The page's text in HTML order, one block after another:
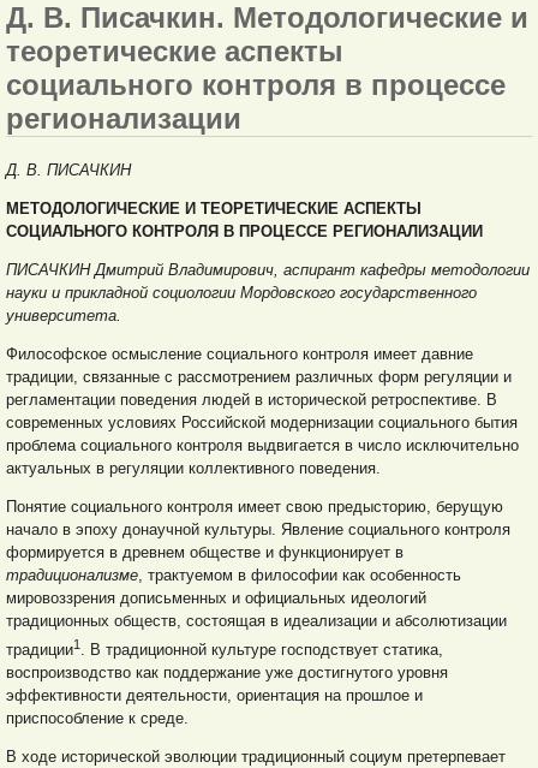
Д. В. Писачкин. Методологические и
теоретические аспекты
социального контроля в процессе
регионализации
Д. В. ПИСАЧКИН
МЕТОДОЛОГИЧЕСКИЕ И ТЕОРЕТИЧЕСКИЕ АСПЕКТЫ
СОЦИАЛЬНОГО КОНТРОЛЯ В ПРОЦЕССЕ РЕГИОНАЛИЗАЦИИ
ПИСАЧКИН Дмитрий Владимирович, аспирант кафедры методологии
науки и прикладной социологии Мордовского государственного
университета.
Философское осмысление социального контроля имеет давние
традиции, связанные с рассмотрением различных форм регуляции и
регламентации поведения людей в исторической ретроспективе. В
современных условиях Российской модернизации социального бытия
проблема социального контроля выдвигается в число исключительно
актуальных в регуляции коллективного поведения.
Понятие социального контроля имеет свою предысторию, берущую
начало в эпоху донаучной культуры. Явление социального контроля
формируется в древнем обществе и функционирует в
традиционализме, трактуемом в философии как особенность
мировоззрения дописьменных и официальных идеологий
традиционных обществ, состоящая в идеализации и абсолютизации
традиции1
. В традиционной культуре господствует статика,
воспроизводство как поддержание уже достигнутого уровня
эффективности деятельности, ориентация на прошлое и
приспособление к среде.
В ходе исторической эволюции традиционный социум претерпевает